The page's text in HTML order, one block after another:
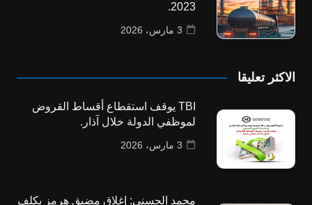
2023.
3 مارس، 2026
الاكثر تعليقا
TBI يوقف استقطاع أقساط القروض
لموظفي الدولة خلال آذار.
3 مارس، 2026
محمد الحسني: إغلاق مضيق هرمز يكلف